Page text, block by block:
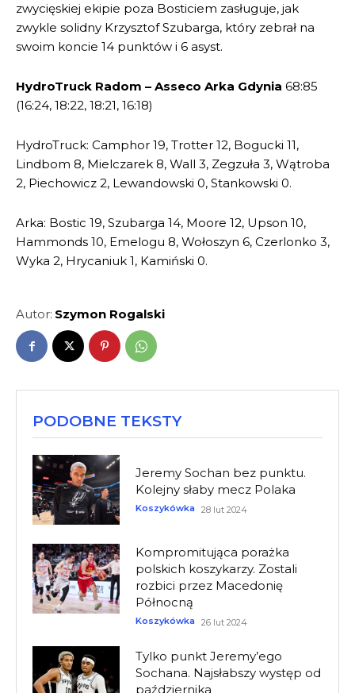
zwycięskiej ekipie poza Bosticiem zasługuje, jak
zwykle solidny Krzysztof Szubarga, który zebrał na
swoim koncie 14 punktów i 6 asyst.
HydroTruck Radom – Asseco Arka Gdynia 68:85
(16:24, 18:22, 18:21, 16:18)
HydroTruck: Camphor 19, Trotter 12, Bogucki 11,
Lindbom 8, Mielczarek 8, Wall 3, Zegzuła 3, Wątroba
2, Piechowicz 2, Lewandowski 0, Stankowski 0.
Arka: Bostic 19, Szubarga 14, Moore 12, Upson 10,
Hammonds 10, Emelogu 8, Wołoszyn 6, Czerlonko 3,
Wyka 2, Hrycaniuk 1, Kamiński 0.
Autor: Szymon Rogalski
PODOBNE TEKSTY
Jeremy Sochan bez punktu.
Kolejny słaby mecz Polaka
Koszykówka 28 lut 2024
Kompromitująca porażka
polskich koszykarzy. Zostali
rozbici przez Macedonię
Północną
Koszykówka 26 lut 2024
Tylko punkt Jeremy’ego
Sochana. Najsłabszy występ od
października